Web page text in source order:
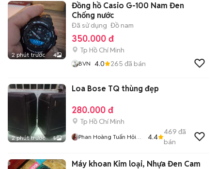
2 phút trước 4
Đồng hồ Casio G-100 Nam Đen
Chống nước
Đã sử dụng Đồ nam
350.000 đ
Tp Hồ Chí Minh
BVN 4.0 265 đã bán
2 phút trước 5
Loa Bose TQ thùng đẹp
280.000 đ
Tp Hồ Chí Minh
Phan Hoàng Tuấn Hỏi
4.4
469 đã
bán
Máy khoan Kim loại, Nhựa Đen Cam